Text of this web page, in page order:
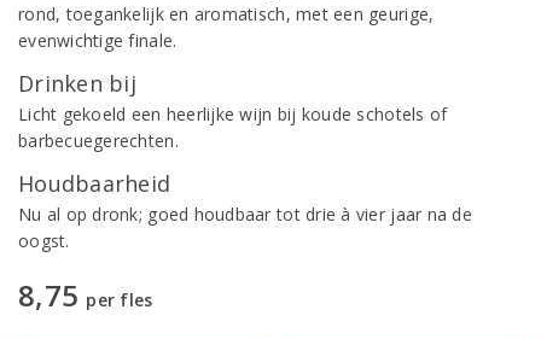
rond, toegankelijk en aromatisch, met een geurige,
evenwichtige finale.
Drinken bij
Licht gekoeld een heerlijke wijn bij koude schotels of
barbecuegerechten.
Houdbaarheid
Nu al op dronk; goed houdbaar tot drie à vier jaar na de
oogst.
8,75 per fles